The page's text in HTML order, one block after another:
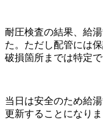
耐圧検査の結果、給
た。ただし配管には
破損箇所までは特定で
当日は安全のため給
更新することになりま